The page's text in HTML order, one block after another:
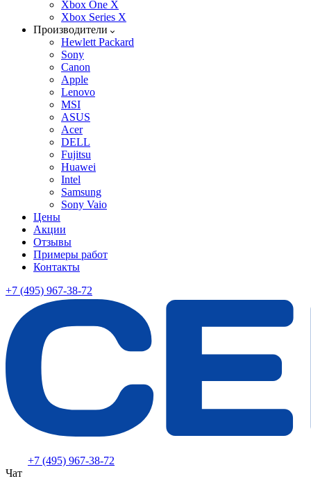
Xbox One X
Xbox Series X
Производители
Hewlett Packard
Sony
Canon
Apple
Lenovo
MSI
ASUS
Acer
DELL
Fujitsu
Huawei
Intel
Samsung
Sony Vaio
Цены
Акции
Отзывы
Примеры работ
Контакты
+7 (495) 967-38-72
+7 (495) 967-38-72
Чат